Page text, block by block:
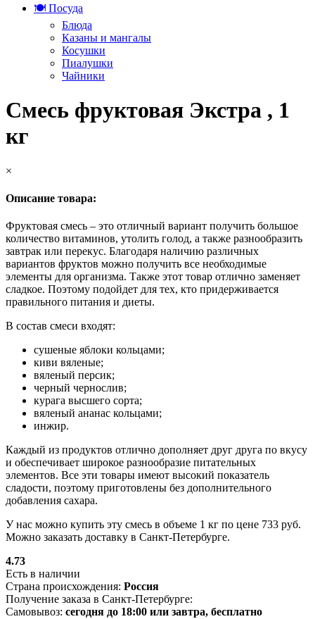
🍽️ Посуда
Блюда
Казаны и мангалы
Косушки
Пиалушки
Чайники
Смесь фруктовая Экстра , 1
кг
×
Описание товара:
Фруктовая смесь – это отличный вариант получить большое
количество витаминов, утолить голод, а также разнообразить
завтрак или перекус. Благодаря наличию различных
вариантов фруктов можно получить все необходимые
элементы для организма. Также этот товар отлично заменяет
сладкое. Поэтому подойдет для тех, кто придерживается
правильного питания и диеты.
В состав смеси входят:
сушеные яблоки кольцами;
киви вяленые;
вяленый персик;
черный чернослив;
курага высшего сорта;
вяленый ананас кольцами;
инжир.
Каждый из продуктов отлично дополняет друг друга по вкусу
и обеспечивает широкое разнообразие питательных
элементов. Все эти товары имеют высокий показатель
сладости, поэтому приготовлены без дополнительного
добавления сахара.
У нас можно купить эту смесь в объеме 1 кг по цене 733 руб.
Можно заказать доставку в Санкт-Петербурге.
4.73
Есть в наличии
Страна происхождения: Россия
Получение заказа в Санкт-Петербурге:
Самовывоз: сегодня до 18:00 или завтра, бесплатно